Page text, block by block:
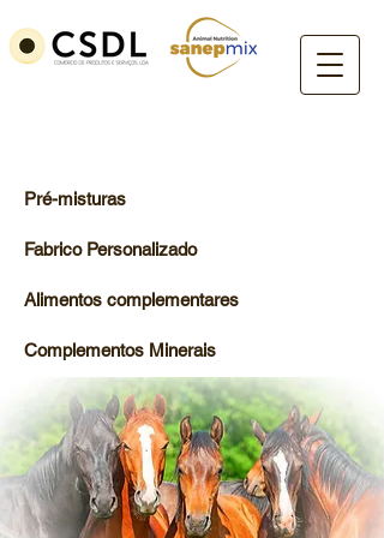
Pré-misturas
Fabrico Personalizado
Alimentos complementares
Complementos Minerais